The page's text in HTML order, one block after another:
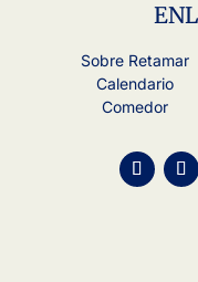
Sobre Retamar
Calendario
Comedor